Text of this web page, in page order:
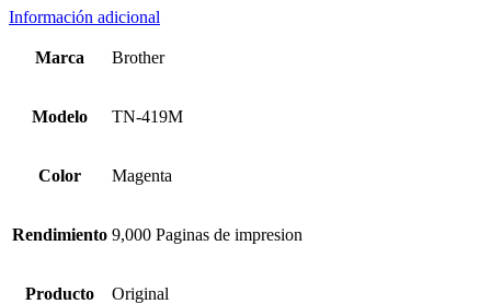
Información adicional
Marca Brother
Modelo TN-419M
Color Magenta
Rendimiento 9,000 Paginas de impresion
Producto Original